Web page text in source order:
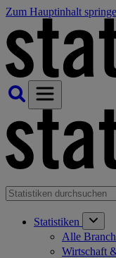
Zum Hauptinhalt
Statistiken
Alle
Wirtschaft